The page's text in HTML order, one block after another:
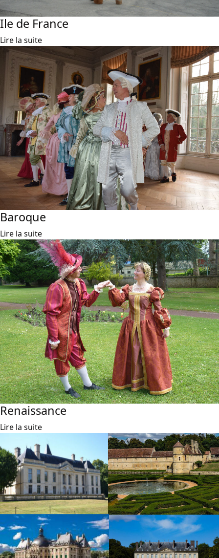
Ile de France
Lire la suite
Baroque
Lire la suite
Renaissance
Lire la suite